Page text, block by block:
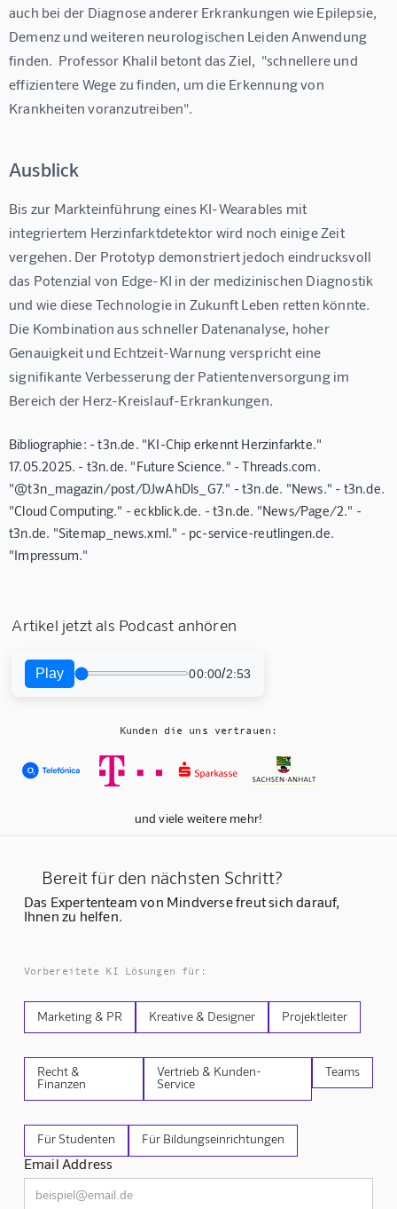
auch bei der Diagnose anderer Erkrankungen wie Epilepsie,
Demenz und weiteren neurologischen Leiden Anwendung
finden.  Professor Khalil betont das Ziel,  "schnellere und
effizientere Wege zu finden, um die Erkennung von
Krankheiten voranzutreiben".
Ausblick
Bis zur Markteinführung eines KI-Wearables mit
integriertem Herzinfarktdetektor wird noch einige Zeit
vergehen. Der Prototyp demonstriert jedoch eindrucksvoll
das Potenzial von Edge-KI in der medizinischen Diagnostik
und wie diese Technologie in Zukunft Leben retten könnte.
Die Kombination aus schneller Datenanalyse, hoher
Genauigkeit und Echtzeit-Warnung verspricht eine
signifikante Verbesserung der Patientenversorgung im
Bereich der Herz-Kreislauf-Erkrankungen.
Bibliographie: - t3n.de. "KI-Chip erkennt Herzinfarkte."
17.05.2025. - t3n.de. "Future Science." - Threads.com.
"@t3n_magazin/post/DJwAhDls_G7." - t3n.de. "News." - t3n.de.
"Cloud Computing." - eckblick.de. - t3n.de. "News/Page/2." -
t3n.de. "Sitemap_news.xml." - pc-service-reutlingen.de.
"Impressum."
Artikel jetzt als Podcast anhören
Play 00:00/2:53
Kunden die uns vertrauen:
und viele weitere mehr!
Bereit für den nächsten Schritt?
Das Expertenteam von Mindverse freut sich darauf,
Ihnen zu helfen.
Vorbereitete KI Lösungen für:
Marketing & PR Kreative & Designer Projektleiter
Recht &
Finanzen
Vertrieb & Kunden-
Service
Teams
Für Studenten Für Bildungseinrichtungen
Email Address